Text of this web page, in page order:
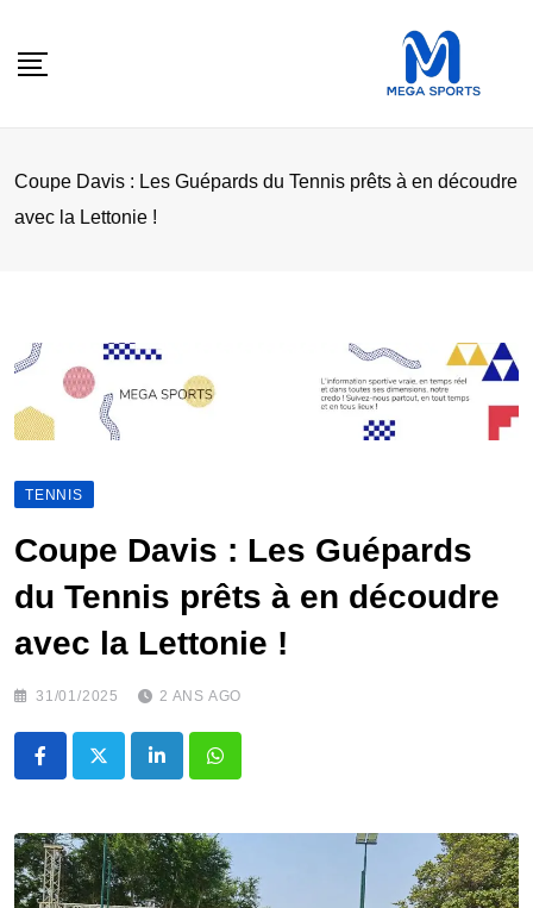
Coupe Davis : Les Guépards du Tennis prêts à en découdre
avec la Lettonie !
TENNIS
Coupe Davis : Les Guépards
du Tennis prêts à en découdre
avec la Lettonie !
31/01/2025 2 ANS AGO
LinkedInWhatsapp